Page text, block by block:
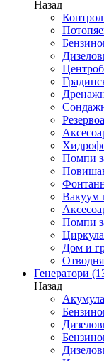
Назад
Помпи
Вакуум
Помпи
Дом и
Генератори
Назад